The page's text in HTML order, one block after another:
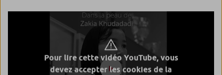
Pour lire cette vidéo YouTube, vous
devez accepter les cookies de la